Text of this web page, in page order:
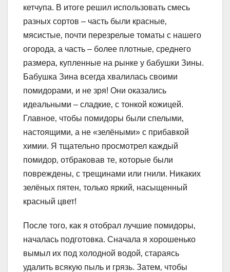
кетчупа. В итоге решил использовать смесь
разных сортов – часть были красные‚
мясистые‚ почти перезрелые томаты с нашего
огорода‚ а часть – более плотные‚ среднего
размера‚ купленные на рынке у бабушки Зины.
Бабушка Зина всегда хвалилась своими
помидорами‚ и не зря! Они оказались
идеальными – сладкие‚ с тонкой кожицей.
Главное‚ чтобы помидоры были спелыми‚
настоящими‚ а не «зелёными» с прибавкой
химии. Я тщательно просмотрел каждый
помидор‚ отбраковав те‚ которые были
повреждены‚ с трещинами или гнили. Никаких
зелёных пятен‚ только яркий‚ насыщенный
красный цвет!
После того‚ как я отобрал лучшие помидоры‚
началась подготовка. Сначала я хорошенько
вымыл их под холодной водой‚ стараясь
удалить всякую пыль и грязь. Затем‚ чтобы